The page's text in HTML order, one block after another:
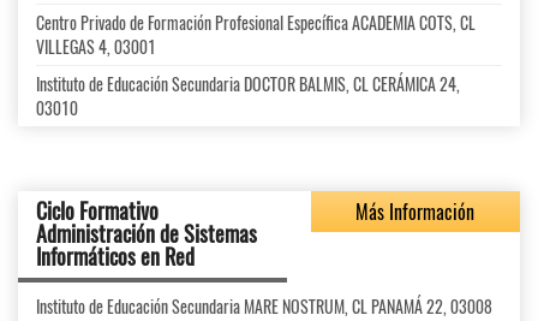
Centro Privado de Formación Profesional Específica ACADEMIA COTS, CL
VILLEGAS 4, 03001
Instituto de Educación Secundaria DOCTOR BALMIS, CL CERÁMICA 24,
03010
Ciclo Formativo
Administración de Sistemas
Informáticos en Red
Más Información
Instituto de Educación Secundaria MARE NOSTRUM, CL PANAMÁ 22, 03008